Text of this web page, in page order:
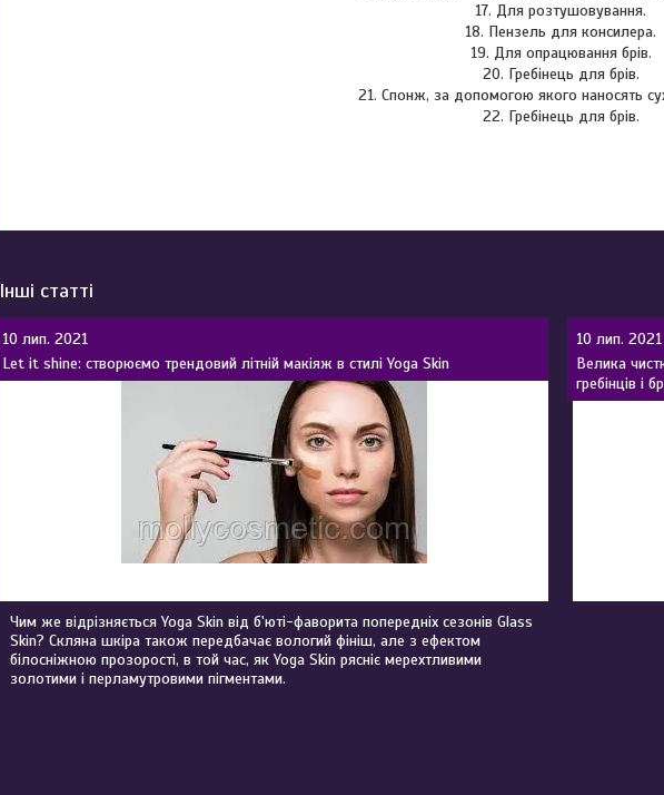
17. Для розтушовування.
18. Пензель для консилера.
19. Для опрацювання брів.
20. Гребінець для брів.
21. Спонж, за допомогою якого наносять сухі
22. Гребінець для брів.
Інші статті
10 лип. 2021
Let it shine: створюємо трендовий літній макіяж в стилі Yoga Skin
Чим же відрізняється Yoga Skin від б'юті-фаворита попередніх сезонів Glass
Skin? Скляна шкіра також передбачає вологий фініш, але з ефектом
білосніжною прозорості, в той час, як Yoga Skin рясніє мерехтливими
золотими і перламутровими пігментами.
10 лип. 2021
Велика
гребінців і